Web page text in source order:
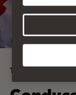
Tranquilidad SEAT